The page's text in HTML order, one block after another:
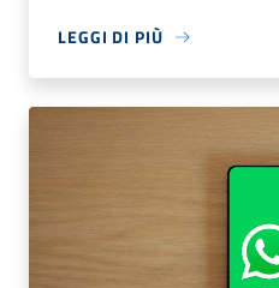
LEGGI DI PIÙ